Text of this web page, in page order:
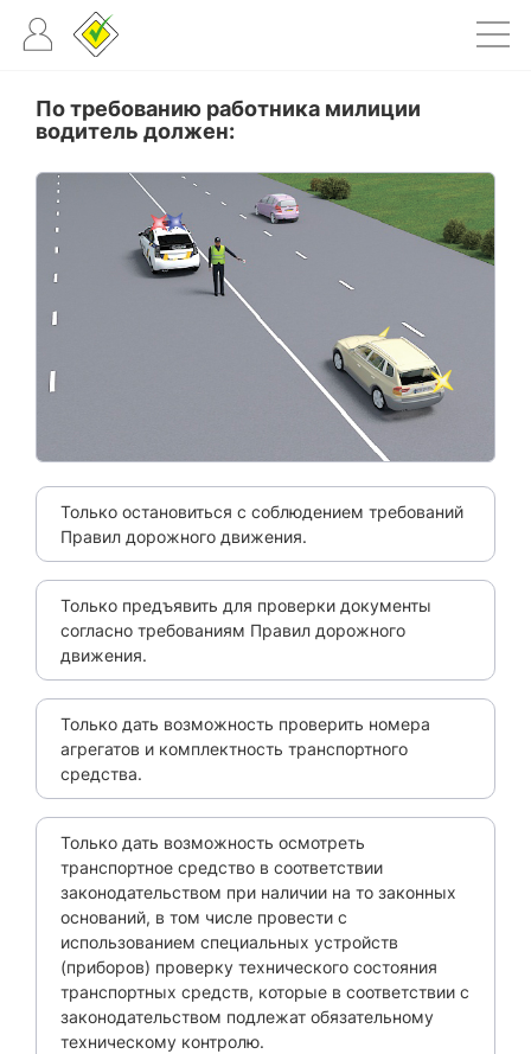
По требованию работника милиции
водитель должен:
Только остановиться с соблюдением требований
Правил дорожного движения.
Только предъявить для проверки документы
согласно требованиям Правил дорожного
движения.
Только дать возможность проверить номера
агрегатов и комплектность транспортного
средства.
Только дать возможность осмотреть
транспортное средство в соответствии
законодательством при наличии на то законных
оснований, в том числе провести с
использованием специальных устройств
(приборов) проверку технического состояния
транспортных средств, которые в соответствии с
законодательством подлежат обязательному
техническому контролю.